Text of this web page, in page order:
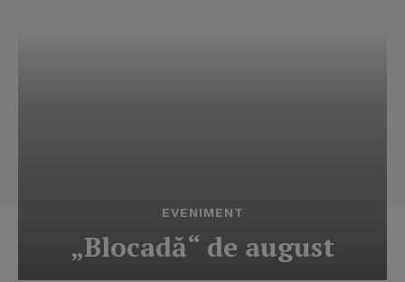
EVENIMENT
„Blocadă“ de august